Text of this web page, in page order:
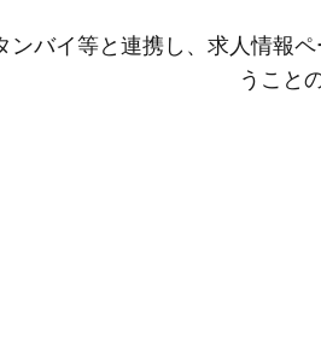
バイ等と連携し、求人情報
うこと